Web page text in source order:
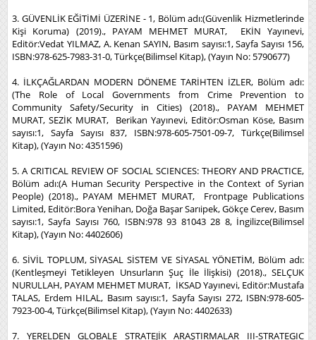
3. GÜVENLİK EĞİTİMİ ÜZERİNE - 1, Bölüm adı:(Güvenlik Hizmetlerinde
Kişi Koruma) (2019)., PAYAM MEHMET MURAT, EKİN Yayınevi,
Editör:Vedat YILMAZ, A. Kenan SAYIN, Basım sayısı:1, Sayfa Sayısı 156,
ISBN:978-625-7983-31-0, Türkçe(Bilimsel Kitap), (Yayın No: 5790677)
4. İLKÇAĞLARDAN MODERN DÖNEME TARİHTEN İZLER, Bölüm adı:
(The Role of Local Governments from Crime Prevention to
Community Safety/Security in Cities) (2018)., PAYAM MEHMET
MURAT, SEZİK MURAT, Berikan Yayınevi, Editör:Osman Köse, Basım
sayısı:1, Sayfa Sayısı 837, ISBN:978-605-7501-09-7, Türkçe(Bilimsel
Kitap), (Yayın No: 4351596)
5. A CRITICAL REVIEW OF SOCIAL SCIENCES: THEORY AND PRACTICE,
Bölüm adı:(A Human Security Perspective in the Context of Syrian
People) (2018)., PAYAM MEHMET MURAT, Frontpage Publications
Limited, Editör:Bora Yenihan, Doğa Başar Sarıipek, Gökçe Cerev, Basım
sayısı:1, Sayfa Sayısı 760, ISBN:978 93 81043 28 8, İngilizce(Bilimsel
Kitap), (Yayın No: 4402606)
6. SİVİL TOPLUM, SİYASAL SİSTEM VE SİYASAL YÖNETİM, Bölüm adı:
(Kentleşmeyi Tetikleyen Unsurların Şuç İle İlişkisi) (2018)., SELÇUK
NURULLAH, PAYAM MEHMET MURAT, İKSAD Yayınevi, Editör:Mustafa
TALAS, Erdem HILAL, Basım sayısı:1, Sayfa Sayısı 272, ISBN:978-605-
7923-00-4, Türkçe(Bilimsel Kitap), (Yayın No: 4402633)
7. YERELDEN GLOBALE STRATEJİK ARAŞTIRMALAR III-STRATEGIC